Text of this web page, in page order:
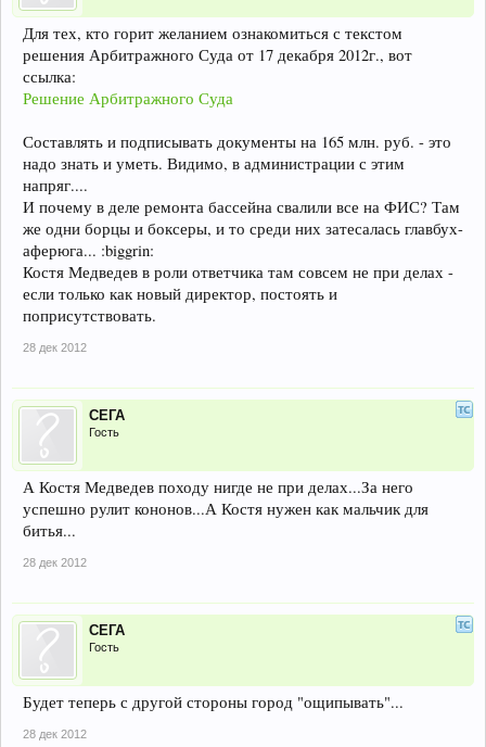
Для тех, кто горит желанием ознакомиться с текстом
решения Арбитражного Суда от 17 декабря 2012г., вот
ссылка:
Решение Арбитражного Суда
Составлять и подписывать документы на 165 млн. руб. - это
надо знать и уметь. Видимо, в администрации с этим
напряг....
И почему в деле ремонта бассейна свалили все на ФИС? Там
же одни борцы и боксеры, и то среди них затесалась главбух-
аферюга... :biggrin:
Костя Медведев в роли ответчика там совсем не при делах -
если только как новый директор, постоять и
поприсутствовать.
28 дек 2012
СЕГА
Гость
А Костя Медведев походу нигде не при делах...За него
успешно рулит кононов...А Костя нужен как мальчик для
битья...
28 дек 2012
СЕГА
Гость
Будет теперь с другой стороны город "ощипывать"...
28 дек 2012